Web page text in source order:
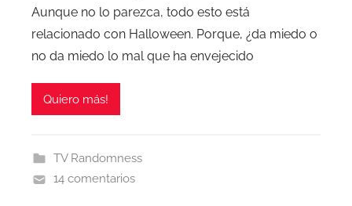
Aunque no lo parezca, todo esto está
relacionado con Halloween. Porque, ¿da miedo o
no da miedo lo mal que ha envejecido
Quiero más!
TV Randomness
14 comentarios